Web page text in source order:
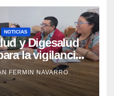
NOTICIAS
y Digesalud
la vigilancia
el control de
FERMIN NAVARRO